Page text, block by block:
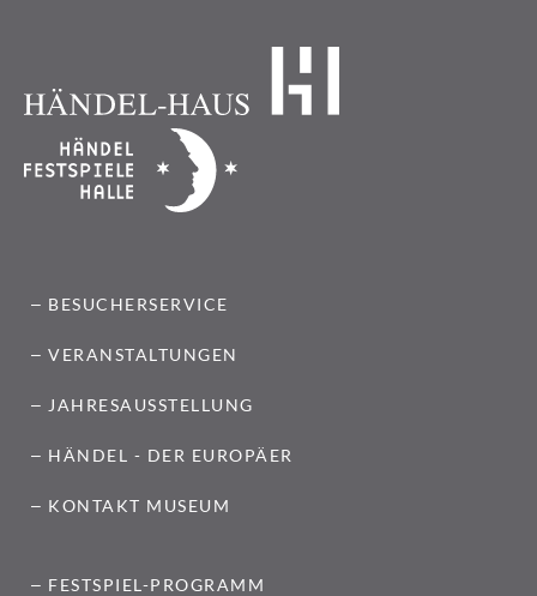
BESUCHERSERVICE
VERANSTALTUNGEN
JAHRESAUSSTELLUNG
HÄNDEL - DER EUROPÄER
KONTAKT MUSEUM
FESTSPIEL-PROGRAMM